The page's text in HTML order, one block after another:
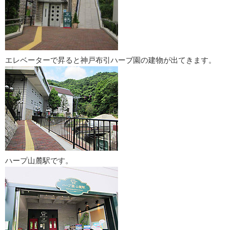
エレベーターで昇ると神戸布引ハーブ園の建物が出てきます。
ハープ山麓駅です。